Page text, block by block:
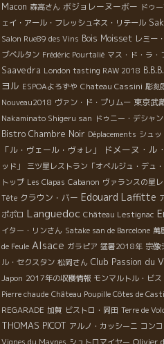
Macon 森高さん ボジョレーヌーボー ドゥ
ェイ・アール・フレッシュネス・リテール
Salon Rue89 des Vins Bois Moisset レミー
ブベルタン Frédéric Pourtalié マス・ド・ラ・
Saavedra London tasting RAW 2018
ヨル ESPOAよろずや Chateau Cassini 彫刻
Nouveau2018 ヴァン・ド・プリムー 東京武
Nakaminato Shigeru san ドゥニー・デシャン
Bistro Chambre Noir Déplacements シュ
「ル・ヴェール・ヴォレ」
ドメーヌ・ル
ッド」
三ツ星レストラン「オベルジュ・デュ・
トップ Les Clapas Cabanon ヴァランスの星
Tête クラウン・バー Edouard Laffitte
ポポロ Languedoc Château Lestignac
イター・リンさん Satake san de Barcelone 萬
de Feule Alsace ガラピア 猛暑2018年 宗像
ル・セクスタン 松岡さん Club Passion du
Japon 2017年の収穫情報 モンマルトル・ビス
Pierre chaude Château Poupille Côtes de
REGARADE 加賀 ビストロ・岡田 Terre de
THOMAS PICOT アルノ・カッシーニ コン
Olivier